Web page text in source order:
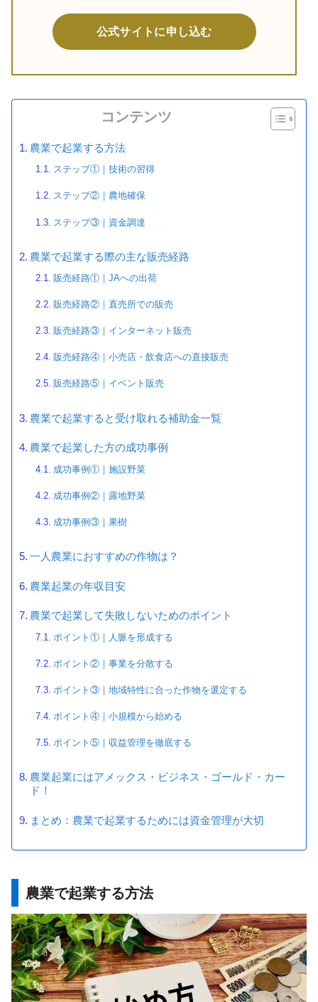
公式サイトに申し込む
コンテンツ
農業で起業する方法
ステップ①｜技術の習得
ステップ②｜農地確保
ステップ③｜資金調達
農業で起業する際の主な販売経路
販売経路①｜JAへの出荷
販売経路②｜直売所での販売
販売経路③｜インターネット販売
販売経路④｜小売店・飲食店への直接販売
販売経路⑤｜イベント販売
農業で起業すると受け取れる補助金一覧
農業で起業した方の成功事例
成功事例①｜施設野菜
成功事例②｜露地野菜
成功事例③｜果樹
一人農業におすすめの作物は？
農業起業の年収目安
農業で起業して失敗しないためのポイント
ポイント①｜人脈を形成する
ポイント②｜事業を分散する
ポイント③｜地域特性に合った作物を選定する
ポイント④｜小規模から始める
ポイント⑤｜収益管理を徹底する
農業起業にはアメックス・ビジネス・ゴールド・カー
ド！
まとめ：農業で起業するためには資金管理が大切
農業で起業する方法